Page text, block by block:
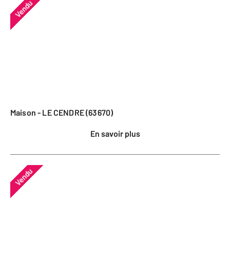
Vendu
Maison - LE CENDRE (63670)
En savoir plus
Vendu